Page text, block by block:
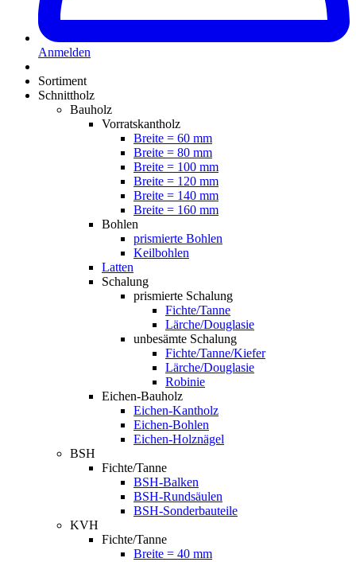
Anmelden
Sortiment
Schnittholz
Bauholz
Vorratskantholz
Breite = 60 mm
Breite = 80 mm
Breite = 100 mm
Breite = 120 mm
Breite = 140 mm
Breite = 160 mm
Bohlen
prismierte Bohlen
Keilbohlen
Latten
Schalung
prismierte Schalung
Fichte/Tanne
Lärche/Douglasie
unbesämte Schalung
Fichte/Tanne/Kiefer
Lärche/Douglasie
Robinie
Eichen-Bauholz
Eichen-Kantholz
Eichen-Bohlen
Eichen-Holznägel
BSH
Fichte/Tanne
BSH-Balken
BSH-Rundsäulen
BSH-Sonderbauteile
KVH
Fichte/Tanne
Breite = 40 mm